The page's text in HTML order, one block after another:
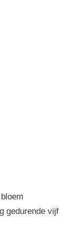
bloem
gedurende vijf